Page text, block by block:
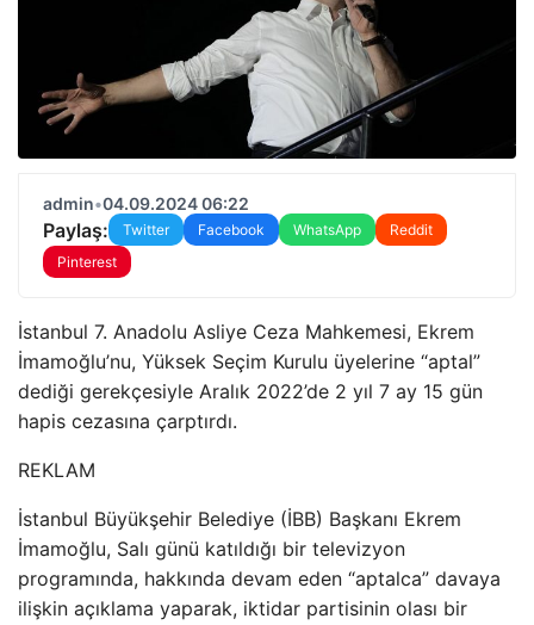
admin•04.09.2024 06:22
Paylaş: Twitter Facebook WhatsApp
Reddit
Pinterest
İstanbul 7. Anadolu Asliye Ceza Mahkemesi, Ekrem
İmamoğlu’nu, Yüksek Seçim Kurulu üyelerine “aptal”
dediği gerekçesiyle Aralık 2022’de 2 yıl 7 ay 15 gün
hapis cezasına çarptırdı.
REKLAM
İstanbul Büyükşehir Belediye (İBB) Başkanı Ekrem
İmamoğlu, Salı günü katıldığı bir televizyon
programında, hakkında devam eden “aptalca” davaya
ilişkin açıklama yaparak, iktidar partisinin olası bir